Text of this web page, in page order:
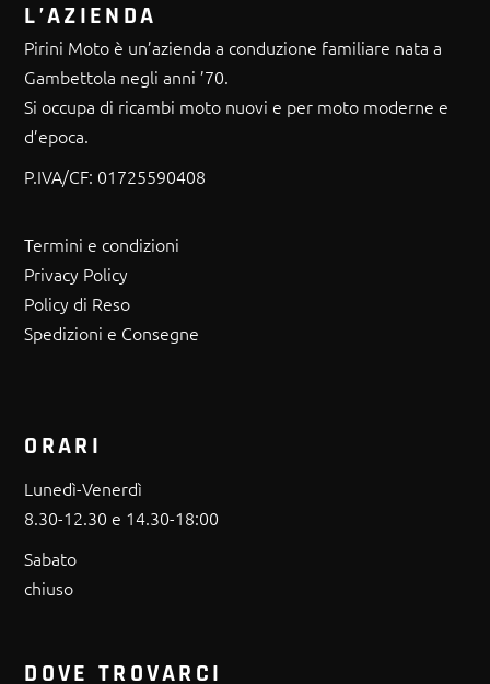
L’AZIENDA
Pirini Moto è un’azienda a conduzione familiare nata a
Gambettola negli anni ’70.
Si occupa di ricambi moto nuovi e per moto moderne e
d’epoca.
P.IVA/CF: 01725590408
Termini e condizioni
Privacy Policy
Policy di Reso
Spedizioni e Consegne
ORARI
Lunedì-Venerdì
8.30-12.30 e 14.30-18:00
Sabato
chiuso
DOVE TROVARCI